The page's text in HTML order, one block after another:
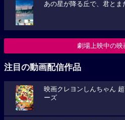
あの星が降る丘で、君とま
劇場上映中の映
注目の動画配信作品
映画クレヨンしんちゃん
ーズ